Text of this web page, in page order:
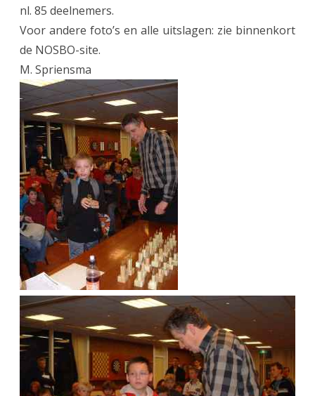
nl. 85 deelnemers.
Voor andere foto’s en alle uitslagen: zie binnenkort
de NOSBO-site.
M. Spriensma